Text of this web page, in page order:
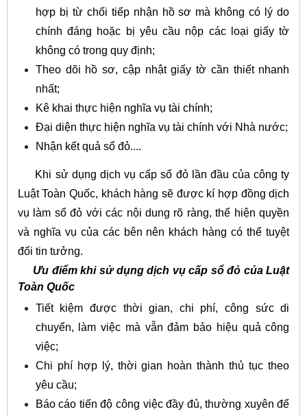
hợp bị từ chối tiếp nhận hồ sơ mà không có lý do
chính đáng hoặc bị yêu cầu nộp các loại giấy tờ
không có trong quy định;
Theo dõi hồ sơ, cập nhật giấy tờ cần thiết nhanh
nhất;
Kê khai thực hiện nghĩa vụ tài chính;
Đại diện thực hiện nghĩa vụ tài chính với Nhà nước;
Nhận kết quả sổ đỏ....
Khi sử dụng dịch vụ cấp sổ đỏ lần đầu của công ty
Luật Toàn Quốc, khách hàng sẽ được kí hợp đồng dịch
vụ làm sổ đỏ với các nội dung rõ ràng, thể hiện quyền
và nghĩa vụ của các bên nên khách hàng có thể tuyệt
đối tin tưởng.
Ưu điểm khi sử dụng dịch vụ cấp sổ đỏ của Luật
Toàn Quốc
Tiết kiệm được thời gian, chi phí, công sức di
chuyển, làm việc mà vẫn đảm bảo hiệu quả công
việc;
Chi phí hợp lý, thời gian hoàn thành thủ tục theo
yêu cầu;
Báo cáo tiến độ công việc đầy đủ, thường xuyên để